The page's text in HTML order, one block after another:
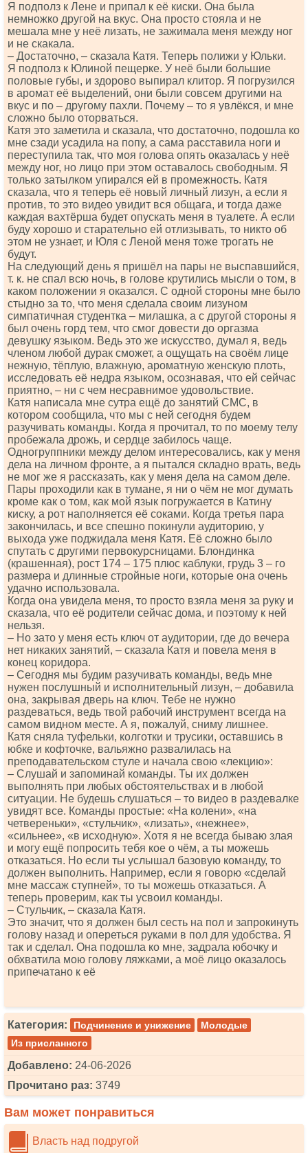
Я подполз к Лене и припал к её киски. Она была
немножко другой на вкус. Она просто стояла и не
мешала мне у неё лизать, не зажимала меня между ног
и не скакала.
– Достаточно, – сказала Катя. Теперь полижи у Юльки.
Я подполз к Юлиной пещерке. У неё были большие
половые губы, и здорово выпирал клитор. Я погрузился
в аромат её выделений, они были совсем другими на
вкус и по – другому пахли. Почему – то я увлёкся, и мне
сложно было оторваться.
Катя это заметила и сказала, что достаточно, подошла ко
мне сзади усадила на попу, а сама расставила ноги и
переступила так, что моя голова опять оказалась у неё
между ног, но лицо при этом оставалось свободным. Я
только затылком упирался ей в промежность. Катя
сказала, что я теперь её новый личный лизун, а если я
против, то это видео увидит вся общага, и тогда даже
каждая вахтёрша будет опускать меня в туалете. А если
буду хорошо и старательно ей отлизывать, то никто об
этом не узнает, и Юля с Леной меня тоже трогать не
будут.
На следующий день я пришёл на пары не выспавшийся,
т. к. не спал всю ночь, в голове крутились мысли о том, в
каком положении я оказался. С одной стороны мне было
стыдно за то, что меня сделала своим лизуном
симпатичная студентка – милашка, а с другой стороны я
был очень горд тем, что смог довести до оргазма
девушку языком. Ведь это же искусство, думал я, ведь
членом любой дурак сможет, а ощущать на своём лице
нежную, тёплую, влажную, ароматную женскую плоть,
исследовать её недра языком, осознавая, что ей сейчас
приятно, – ни с чем несравнимое удовольствие.
Катя написала мне сутра ещё до занятий СМС, в
котором сообщила, что мы с ней сегодня будем
разучивать команды. Когда я прочитал, то по моему телу
пробежала дрожь, и сердце забилось чаще.
Одногруппники между делом интересовались, как у меня
дела на личном фронте, а я пытался складно врать, ведь
не мог же я рассказать, как у меня дела на самом деле.
Пары проходили как в тумане, я ни о чём не мог думать
кроме как о том, как мой язык погружается в Катину
киску, а рот наполняется её соками. Когда третья пара
закончилась, и все спешно покинули аудиторию, у
выхода уже поджидала меня Катя. Её сложно было
спутать с другими первокурсницами. Блондинка
(крашенная), рост 174 – 175 плюс каблуки, грудь 3 – го
размера и длинные стройные ноги, которые она очень
удачно использовала.
Когда она увидела меня, то просто взяла меня за руку и
сказала, что её родители сейчас дома, и поэтому к ней
нельзя.
– Но зато у меня есть ключ от аудитории, где до вечера
нет никаких занятий, – сказала Катя и повела меня в
конец коридора.
– Сегодня мы будим разучивать команды, ведь мне
нужен послушный и исполнительный лизун, – добавила
она, закрывая дверь на ключ. Тебе не нужно
раздеваться, ведь твой рабочий инструмент всегда на
самом видном месте. А я, пожалуй, сниму лишнее.
Катя сняла туфельки, колготки и трусики, оставшись в
юбке и кофточке, вальяжно развалилась на
преподавательском стуле и начала свою «лекцию»:
– Слушай и запоминай команды. Ты их должен
выполнять при любых обстоятельствах и в любой
ситуации. Не будешь слушаться – то видео в раздевалке
увидят все. Команды простые: «На колени», «на
четвереньки», «стульчик», «лизать», «нежнее»,
«сильнее», «в исходную». Хотя я не всегда бываю злая
и могу ещё попросить тебя кое о чём, а ты можешь
отказаться. Но если ты услышал базовую команду, то
должен выполнить. Например, если я говорю «сделай
мне массаж ступней», то ты можешь отказаться. А
теперь проверим, как ты усвоил команды.
– Стульчик, – сказала Катя.
Это значит, что я должен был сесть на пол и запрокинуть
голову назад и опереться руками в пол для удобства. Я
так и сделал. Она подошла ко мне, задрала юбочку и
обхватила мою голову ляжками, а моё лицо оказалось
припечатано к её
Категория: Подчинение и унижение
Молодые
Из присланного
Добавлено: 24-06-2026
Прочитано раз: 3749
Вам может понравиться
Власть над подругой